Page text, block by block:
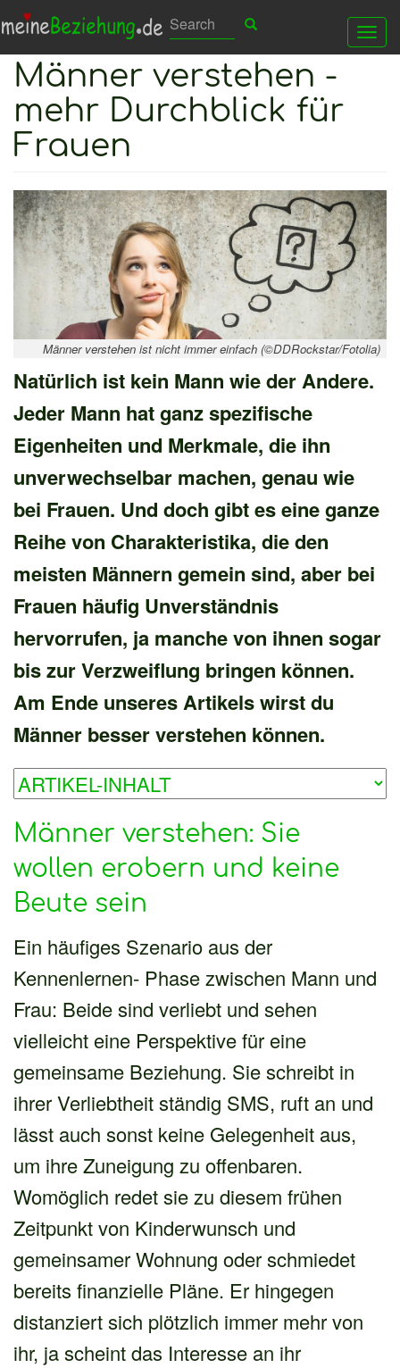
Direkt
Inhalt
Suchen
Search Search
Männer verstehen -
mehr Durchblick für
Frauen
Männer verstehen ist nicht immer einfach (©DDRockstar/Fotolia)
Natürlich ist kein Mann wie der Andere.
Jeder Mann hat ganz spezifische
Eigenheiten und Merkmale, die ihn
unverwechselbar machen, genau wie
bei Frauen. Und doch gibt es eine ganze
Reihe von Charakteristika, die den
meisten Männern gemein sind, aber bei
Frauen häufig Unverständnis
hervorrufen, ja manche von ihnen sogar
bis zur Verzweiflung bringen können.
Am Ende unseres Artikels wirst du
Männer besser verstehen können.
Männer verstehen: Sie
wollen erobern und keine
Beute sein
Ein häufiges Szenario aus der
Kennenlernen- Phase zwischen Mann und
Frau: Beide sind verliebt und sehen
vielleicht eine Perspektive für eine
gemeinsame Beziehung. Sie schreibt in
ihrer Verliebtheit ständig SMS, ruft an und
lässt auch sonst keine Gelegenheit aus,
um ihre Zuneigung zu offenbaren.
Womöglich redet sie zu diesem frühen
Zeitpunkt von Kinderwunsch und
gemeinsamer Wohnung oder schmiedet
bereits finanzielle Pläne. Er hingegen
distanziert sich plötzlich immer mehr von
ihr, ja scheint das Interesse an ihr